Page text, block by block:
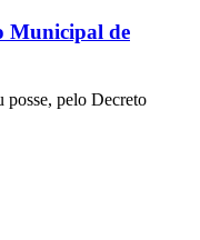
Municipal de
posse, pelo Decreto